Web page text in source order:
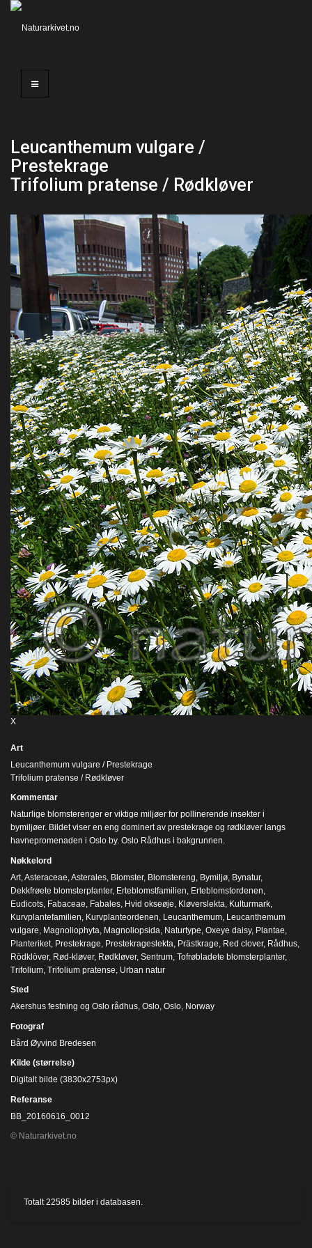
Leucanthemum vulgare /
Prestekrage
Trifolium pratense / Rødkløver
X
Art
Leucanthemum vulgare / Prestekrage
Trifolium pratense / Rødkløver
Kommentar
Naturlige blomsterenger er viktige miljøer for pollinerende insekter i
bymiljøer. Bildet viser en eng dominert av prestekrage og rødkløver langs
havnepromenaden i Oslo by. Oslo Rådhus i bakgrunnen.
Nøkkelord
Art Asteraceae Asterales Blomster, Blomstereng Bymiljø Bynatur,
Dekkfrøete blomsterplanter, Erteblomstfamilien Erteblomstordenen
Eudicots Fabaceae Fabales Hvid okseøje Kløverslekta Kulturmark
Kurvplantefamilien Kurvplanteordenen Leucanthemum Leucanthemum
vulgare Magnoliophyta Magnoliopsida Naturtype Oxeye daisy, Plantae
Planteriket Prestekrage Prestekrageslekta Prästkrage Red clover, Rådhus
Rödklöver, Rød-kløver, Rødkløver, Sentrum Tofrøbladete blomsterplanter,
Trifolium Trifolium pratense Urban natur
Sted
Akershus festning og Oslo rådhus, Oslo, Oslo, Norway
Fotograf
Bård Øyvind Bredesen
Kilde (størrelse)
Digitalt bilde (3830x2753px)
Referanse
BB_20160616_0012
© Naturarkivet.no
Totalt22585 bilder i databasen.